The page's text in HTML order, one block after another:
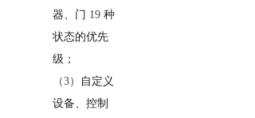
器、门 19 种
状态的优先
级；
（3）
自定义
设备、控制